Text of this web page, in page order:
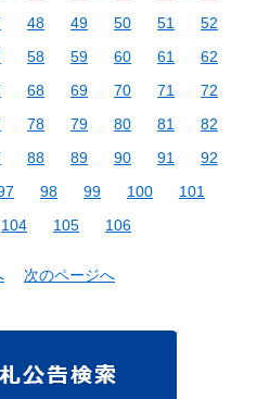
48 49 50 51
52
58 59 60 61
62
68 69 70 71
72
78 79 80 81
82
88 89 90 91
92
98 99 100
101
104 105 106
次のページへ